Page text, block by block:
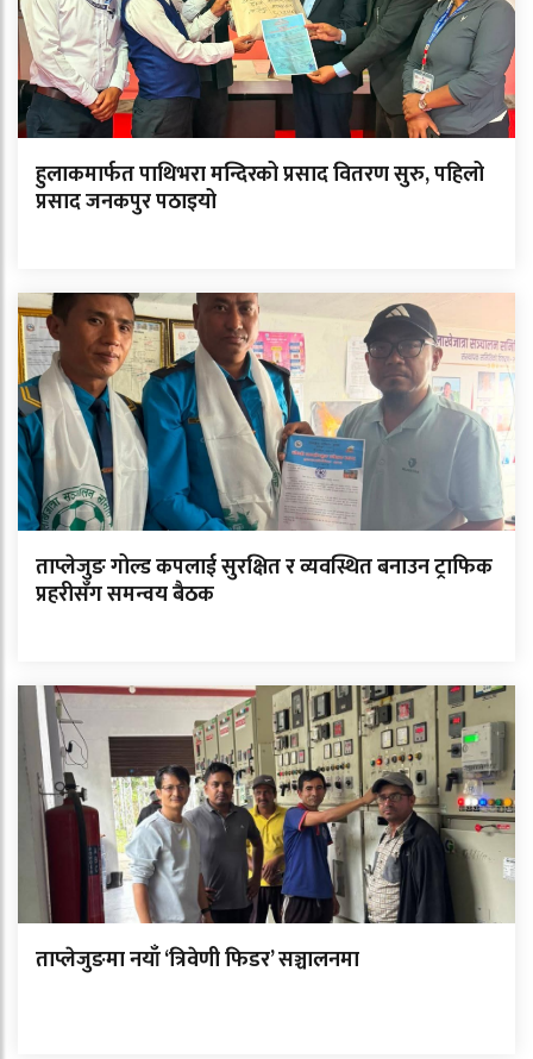
हुलाकमार्फत पाथिभरा मन्दिरको प्रसाद वितरण सुरु, पहिलो
प्रसाद जनकपुर पठाइयो
ताप्लेजुङ गोल्ड कपलाई सुरक्षित र व्यवस्थित बनाउन ट्राफिक
प्रहरीसँग समन्वय बैठक
ताप्लेजुङमा नयाँ ‘त्रिवेणी फिडर’ सञ्चालनमा